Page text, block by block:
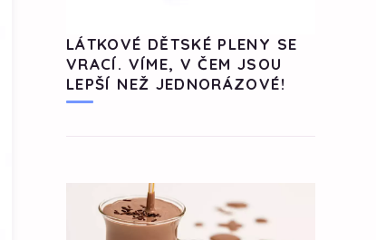
LÁTKOVÉ DĚTSKÉ PLENY SE
VRACÍ. VÍME, V ČEM JSOU
LEPŠÍ NEŽ JEDNORÁZOVÉ!